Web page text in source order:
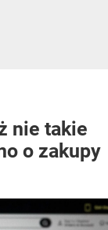
nie takie
o zakupy